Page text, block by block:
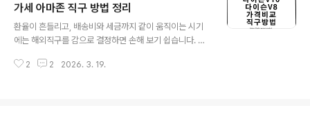
물품 간이세율 20%, 고가품 예외 세율 면세한도 관세신고
총정리[건강 세금/직장인 세금] - 개인사업자 부가세 신고
기간·계산기 활용 + 해외직구 관부가세 납부특히 처음 수
입을 시작했거나, 기존에 쓰던 코드가 애매한 품목을 다시
다루게 되면 “이 코드가 맞나?”부터 관세율·요건·FTA 적
가세 아마존 직구 방법 정리
환율이 흔들리고, 배송비와 세금까지 같이 움직이는 시기
에는 해외직구를 감으로 결정하면 손해 보기 쉽습니다. 예
있습니다.특히 다이슨 V10 해외직구, 다이슨 V8 해외직구
2 2 2026. 3. 19.